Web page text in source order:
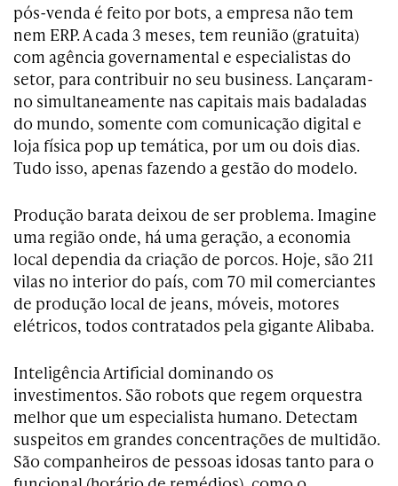
pós-venda é feito por bots, a empresa não tem
nem ERP. A cada 3 meses, tem reunião (gratuita)
com agência governamental e especialistas do
setor, para contribuir no seu business. Lançaram-
no simultaneamente nas capitais mais badaladas
do mundo, somente com comunicação digital e
loja física pop up temática, por um ou dois dias.
Tudo isso, apenas fazendo a gestão do modelo.
Produção barata deixou de ser problema. Imagine
uma região onde, há uma geração, a economia
local dependia da criação de porcos. Hoje, são 211
vilas no interior do país, com 70 mil comerciantes
de produção local de jeans, móveis, motores
elétricos, todos contratados pela gigante Alibaba.
Inteligência Artificial dominando os
investimentos. São robots que regem orquestra
melhor que um especialista humano. Detectam
suspeitos em grandes concentrações de multidão.
São companheiros de pessoas idosas tanto para o